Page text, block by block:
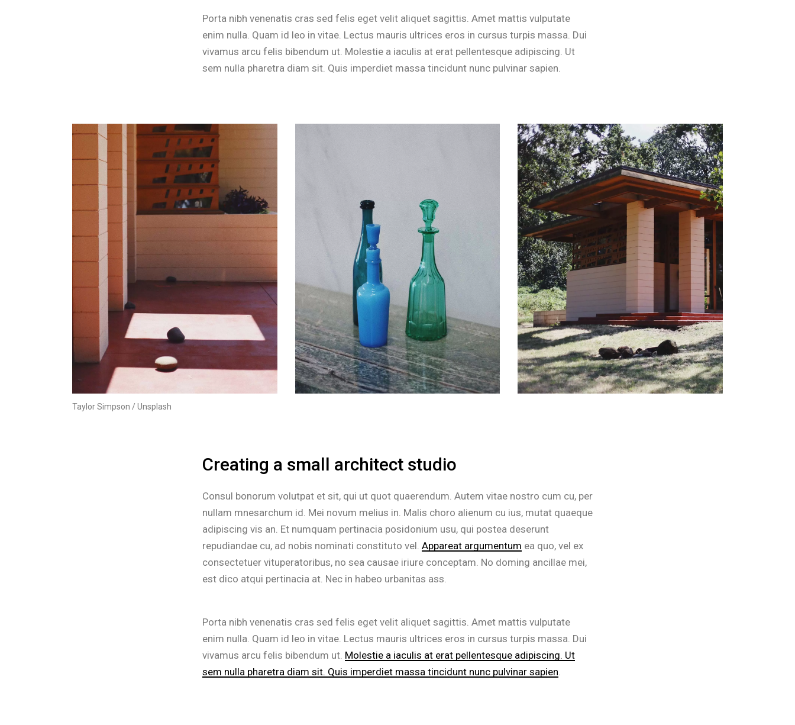
Porta nibh venenatis cras sed felis eget velit aliquet sagittis. Amet mattis vulputate
enim nulla. Quam id leo in vitae. Lectus mauris ultrices eros in cursus turpis massa. Dui
vivamus arcu felis bibendum ut. Molestie a iaculis at erat pellentesque adipiscing. Ut
sem nulla pharetra diam sit. Quis imperdiet massa tincidunt nunc pulvinar sapien.
Taylor Simpson / Unsplash
Creating a small architect studio
Consul bonorum volutpat et sit, qui ut quot quaerendum. Autem vitae nostro cum cu, per
nullam mnesarchum id. Mei novum melius in. Malis choro alienum cu ius, mutat quaeque
adipiscing vis an. Et numquam pertinacia posidonium usu, qui postea deserunt
repudiandae cu, ad nobis nominati constituto vel. Appareat argumentum ea quo, vel ex
consectetuer vituperatoribus, no sea causae iriure conceptam. No doming ancillae mei,
est dico atqui pertinacia at. Nec in habeo urbanitas ass.
Porta nibh venenatis cras sed felis eget velit aliquet sagittis. Amet mattis vulputate
enim nulla. Quam id leo in vitae. Lectus mauris ultrices eros in cursus turpis massa. Dui
vivamus arcu felis bibendum ut. Molestie a iaculis at erat pellentesque adipiscing. Ut
sem nulla pharetra diam sit. Quis imperdiet massa tincidunt nunc pulvinar sapien.